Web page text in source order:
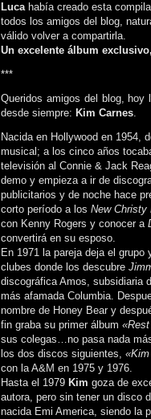
Lucahabía creado esta
todos los amigos del blog,
válido volver a compartirla.
Un excelente álbum
***
Queridos amigos del blog, hoy
desde siempre: Kim Carnes.
Nacida en Hollywood en 1954,
musical; a los cinco años
televisión al Connie & Jack
demo y empieza a ir de
publicitarios y de noche hace
corto período a los New Christy
con Kenny Rogers y conocer a
convertirá en su esposo.
En 1971 la pareja deja el
clubes donde los descubre
discográfica Amos, subsidiaria
más afamada Columbia.
nombre de Honey Bear y
fin graba su primer álbum
sus colegas…no pasa nada
los dos discos siguientes,
con la A&M en 1975 y 1976.
Hasta el 1979 Kim goza de
autora, pero sin tener un disco
nacida Emi America, siendo la